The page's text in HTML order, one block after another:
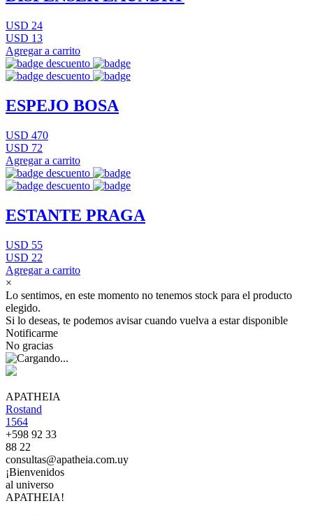
USD 24
USD 13
Agregar a carrito
ESPEJO BOSA
USD 470
USD 72
Agregar a carrito
ESTANTE PRAGA
USD 55
USD 22
Agregar a carrito
×
Lo sentimos, en este momento no tenemos stock para el producto
elegido.
Si lo deseas, te podemos avisar cuando vuelva a estar disponible
Notificarme
No gracias
APATHEIA
Rostand
1564
+598 92 33
88 22
consultas@apatheia.com.uy
¡Bienvenidos
al universo
APATHEIA!